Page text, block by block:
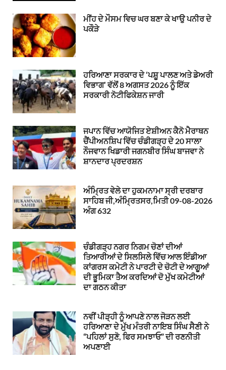
ਮੀਂਹ ਦੇ ਮੌਸਮ ਵਿਚ ਘਰ ਬਣਾ ਕੇ ਖਾਉ ਪਨੀਰ ਦੇ
ਪਕੌੜੇ
ਹਰਿਆਣਾ ਸਰਕਾਰ ਦੇ ‘ਪਸ਼ੂ ਪਾਲਣ ਅਤੇ ਡੇਅਰੀ
ਵਿਭਾਗ’ ਵੱਲੋਂ 8 ਅਗਸਤ 2026 ਨੂੰ ਇੱਕ
ਸਰਕਾਰੀ ਨੋਟੀਫਿਕੇਸ਼ਨ ਜਾਰੀ
ਜਪਾਨ ਵਿੱਚ ਆਯੋਜਿਤ ਏਸ਼ੀਅਨ ਕੈਨੋ ਮੈਰਾਥਨ
ਚੈਂਪੀਅਨਸ਼ਿਪ ਵਿੱਚ ਚੰਡੀਗੜ੍ਹ ਦੇ 20 ਸਾਲਾ
ਨੌਜਵਾਨ ਖਿਡਾਰੀ ਜਗਨਬੀਰ ਸਿੰਘ ਬਾਜਵਾ ਨੇ
ਸ਼ਾਨਦਾਰ ਪ੍ਰਦਰਸ਼ਨ
ਅੰਮ੍ਰਿਤ ਵੇਲੇ ਦਾ ਹੁਕਮਨਾਮਾ ਸ੍ਰੀ ਦਰਬਾਰ
ਸਾਹਿਬ ਜੀ,ਅੰਮ੍ਰਿਤਸਰ,ਮਿਤੀ 09-08-2026
ਅੰਗ 632
ਚੰਡੀਗੜ੍ਹ ਨਗਰ ਨਿਗਮ ਚੋਣਾਂ ਦੀਆਂ
ਤਿਆਰੀਆਂ ਦੇ ਸਿਲਸਿਲੇ ਵਿੱਚ ਆਲ ਇੰਡੀਆ
ਕਾਂਗਰਸ ਕਮੇਟੀ ਨੇ ਪਾਰਟੀ ਦੇ ਚੋਟੀ ਦੇ ਆਗੂਆਂ
ਦੀ ਭੂਮਿਕਾ ਤੈਅ ਕਰਦਿਆਂ ਦੋ ਮੁੱਖ ਕਮੇਟੀਆਂ
ਦਾ ਗਠਨ ਕੀਤਾ
ਨਵੀਂ ਪੀੜ੍ਹੀ ਨੂੰ ਆਪਣੇ ਨਾਲ ਜੋੜਨ ਲਈ
ਹਰਿਆਣਾ ਦੇ ਮੁੱਖ ਮੰਤਰੀ ਨਾਇਬ ਸਿੰਘ ਸੈਣੀ ਨੇ
“ਪਹਿਲਾਂ ਸੁਣੋ, ਫਿਰ ਸਮਝਾਓ” ਦੀ ਰਣਨੀਤੀ
ਅਪਣਾਈ